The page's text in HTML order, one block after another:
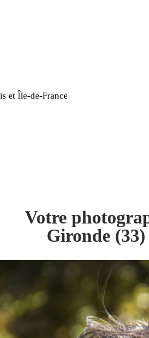
et Île-de-France
Votre
Gironde